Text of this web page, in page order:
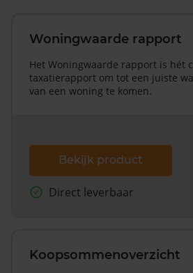
Woningwaarde rapport
Het Woningwaarde rapport is hét
taxatierapport om tot een juiste
van een woning te komen.
Bekijk product
Direct leverbaar
Koopsommenoverzicht